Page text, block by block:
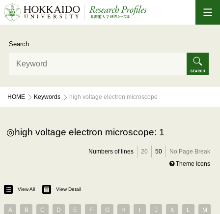
Search
HOME Keywords high voltage electron microscope
high voltage electron microscope: 1
Numbers of lines 20 50
No Page Break
Theme Icons
View All View Detail
A B C D E F G H J K L M